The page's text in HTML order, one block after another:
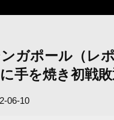
ガポール（レ
手を焼き初戦
06-10